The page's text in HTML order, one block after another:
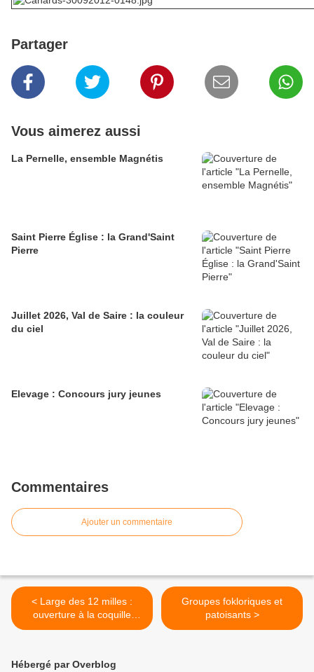
Partager
Vous aimerez aussi
La Pernelle, ensemble Magnétis
Saint Pierre Église : la Grand'Saint
Pierre
Juillet 2026, Val de Saire : la couleur
du ciel
Elevage : Concours jury jeunes
Commentaires
Ajouter un commentaire
< Large des 12 milles :
ouverture à la coquille
01/10/2012
Groupes fokloriques et
patoisants >
Hébergé par Overblog